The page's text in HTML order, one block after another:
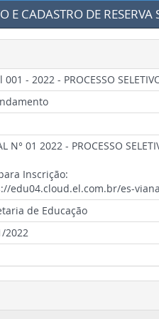
E CADASTRO DE
001 - 2022 - PROCESSO
N° 01 2022 - PROCESSO
Inscrição:
edu04.cloud.el.com.br/es-
de Educação
2022